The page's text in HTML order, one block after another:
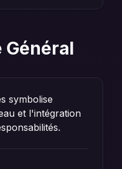
Général
symbolise
et l'intégration